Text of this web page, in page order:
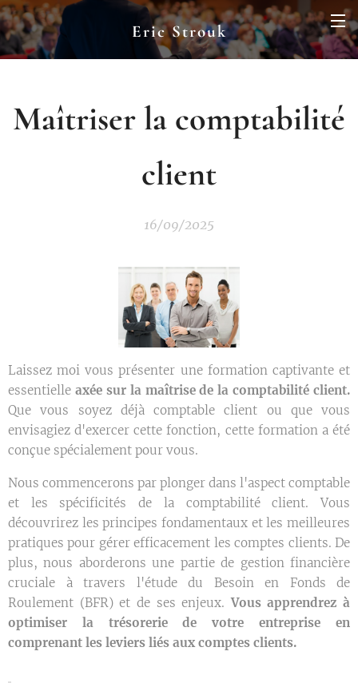
Eric Strouk
Maîtriser la comptabilité
client
16/09/2025
Laissez moi vous présenter une formation captivante et
essentielle axée sur la maîtrise de la comptabilité client.
Que vous soyez déjà comptable client ou que vous
envisagiez d'exercer cette fonction, cette formation a été
conçue spécialement pour vous.
Nous commencerons par plonger dans l'aspect comptable
et les spécificités de la comptabilité client. Vous
découvrirez les principes fondamentaux et les meilleures
pratiques pour gérer efficacement les comptes clients. De
plus, nous aborderons une partie de gestion financière
cruciale à travers l'étude du Besoin en Fonds de
Roulement (BFR) et de ses enjeux.Vous apprendrez à
optimiser la trésorerie de votre entreprise en
comprenant les leviers liés aux comptes clients.